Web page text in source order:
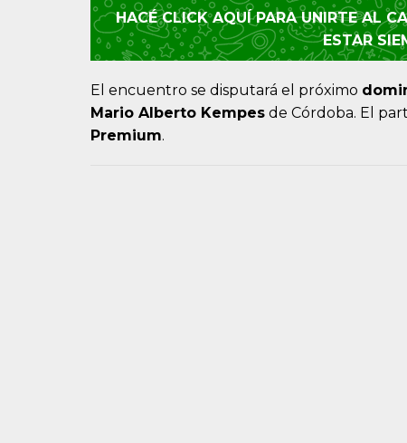
HACÉ CLICK AQUÍ PARA UNIRTE AL
ESTAR
El encuentro se disputará el próximo
Mario Alberto Kempes de Córdoba. El
Premium.